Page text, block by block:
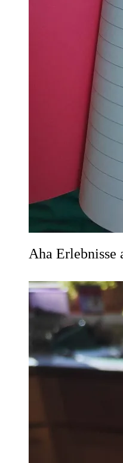
Aha Erlebnisse